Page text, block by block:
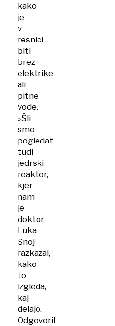
kako
je
v
resnici
biti
brez
elektrike
ali
pitne
vode.
»Šli
smo
pogledat
tudi
jedrski
reaktor,
kjer
nam
je
doktor
Luka
Snoj
razkazal,
kako
to
izgleda,
kaj
delajo.
Odgovoril